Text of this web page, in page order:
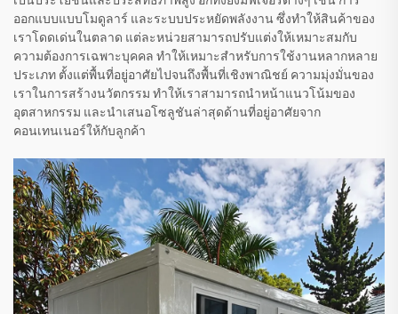
ออกแบบแบบโมดูลาร์ และระบบประหยัดพลังงาน ซึ่งทำให้สินค้าของ
เราโดดเด่นในตลาด แต่ละหน่วยสามารถปรับแต่งให้เหมาะสมกับ
ความต้องการเฉพาะบุคคล ทำให้เหมาะสำหรับการใช้งานหลากหลาย
ประเภท ตั้งแต่พื้นที่อยู่อาศัยไปจนถึงพื้นที่เชิงพาณิชย์ ความมุ่งมั่นของ
เราในการสร้างนวัตกรรม ทำให้เราสามารถนำหน้าแนวโน้มของ
อุตสาหกรรม และนำเสนอโซลูชันล่าสุดด้านที่อยู่อาศัยจาก
คอนเทนเนอร์ให้กับลูกค้า